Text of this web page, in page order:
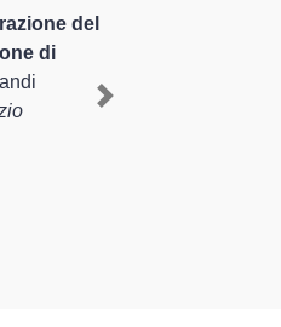
di Laveno-Mombello e
Mombello
sugli elettrodomestici da
Next